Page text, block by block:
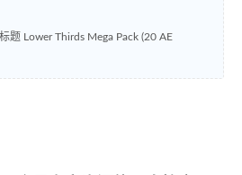
题 Lower Thirds Mega Pack (20 AE